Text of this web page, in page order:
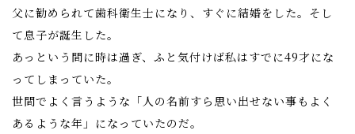
父に勧められて歯科衛生士になり、すぐに結婚をした。そし
て息子が誕生した。
あっという間に時は過ぎ、ふと気付けば私はすでに49才にな
ってしまっていた。
世間でよく言うような「人の名前すら思い出せない事もよく
あるような年」になっていたのだ。